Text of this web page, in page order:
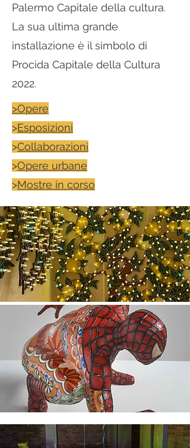
Palermo Capitale della cultura.
La sua ultima grande
installazione è il simbolo di
Procida Capitale della Cultura
2022.
>Opere
>Esposizioni
>Collaborazioni
>Opere urbane
>Mostre in corso